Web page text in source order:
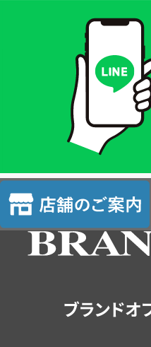
査
定
店
舗
の
ブランドオ